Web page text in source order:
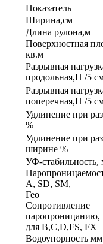
Показатель
Ширина,см
Длина рулона,м
Поверхностная
кв.м
Разрывная
продольная,Н /5
Разрывная
поперечная,Н /5
Удлинение при
%
Удлинение при
ширине %
УФ-стабильность,
А, SD, SM,
Сопротивление
паропроницанию,
для В,С,D,FS, FX
Водоупорность мм